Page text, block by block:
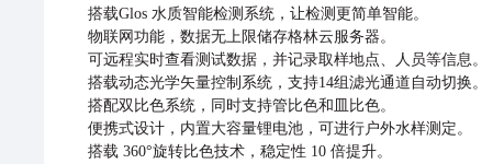
搭载Glos ⽔质智能检测系统，让检测更简单智能。
物联⽹功能，数据⽆上限储存格林云服务器。
可远程实时查看测试数据，并记录取样地点、⼈员等信息。
搭载动态光学⽮量控制系统，⽀持14组滤光通道⾃动切换。
搭配双⽐⾊系统，同时⽀持管⽐⾊和⽫⽐⾊。
便携式设计，内置⼤容量锂电池，可进⾏户外⽔样测定。
搭载 360°旋转⽐⾊技术，稳定性 10 倍提升。